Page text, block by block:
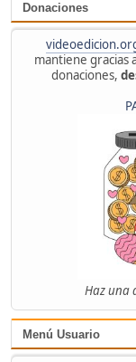
Donaciones
mantiene gracias
donaciones,
Haz una
Menú Usuario